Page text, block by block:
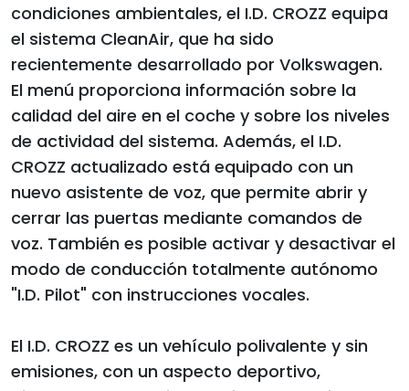
condiciones ambientales, el I.D. CROZZ equipa
el sistema CleanAir, que ha sido
recientemente desarrollado por Volkswagen.
El menú proporciona información sobre la
calidad del aire en el coche y sobre los niveles
de actividad del sistema. Además, el I.D.
CROZZ actualizado está equipado con un
nuevo asistente de voz, que permite abrir y
cerrar las puertas mediante comandos de
voz. También es posible activar y desactivar el
modo de conducción totalmente autónomo
"I.D. Pilot" con instrucciones vocales.
El I.D. CROZZ es un vehículo polivalente y sin
emisiones, con un aspecto deportivo,